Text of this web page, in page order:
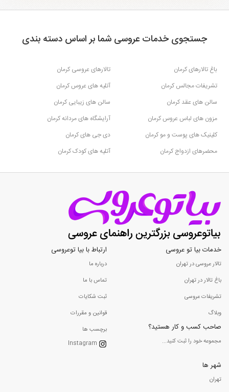
جستجوی خدمات عروسی شما بر اساس دسته بندی
باغ تالارهای کرمان
تالارهای عروسی کرمان
تشریفات مجالس کرمان
آتلیه های عروس کرمان
سالن های عقد کرمان
سالن های زیبایی کرمان
مزون های لباس عروس کرمان
آرایشگاه های مردانه کرمان
کلینیک های پوست و مو کرمان
دی جی های کرمان
محضرهای ازدواج کرمان
آتلیه های کودک کرمان
خدمات بیا تو عروسی
تالار عروسی در تهران
باغ تالار در تهران
تشریفات عروسی
وبلاگ
صاحب کسب و کار هستید؟
مجموعه خود را ثبت کنید...
ارتباط با بیا توعروسی
درباره ما
تماس با ما
ثبت شکایات
قوانین و مقررات
برچسب ها
Instagram
شهر ها
تهران